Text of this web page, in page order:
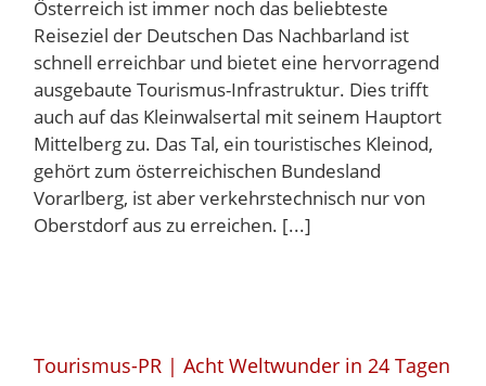
Österreich ist immer noch das beliebteste
Reiseziel der Deutschen Das Nachbarland ist
schnell erreichbar und bietet eine hervorragend
ausgebaute Tourismus-Infrastruktur. Dies trifft
auch auf das Kleinwalsertal mit seinem Hauptort
Mittelberg zu. Das Tal, ein touristisches Kleinod,
gehört zum österreichischen Bundesland
Vorarlberg, ist aber verkehrstechnisch nur von
Oberstdorf aus zu erreichen. [...]
Tourismus-PR | Acht Weltwunder in 24 Tagen